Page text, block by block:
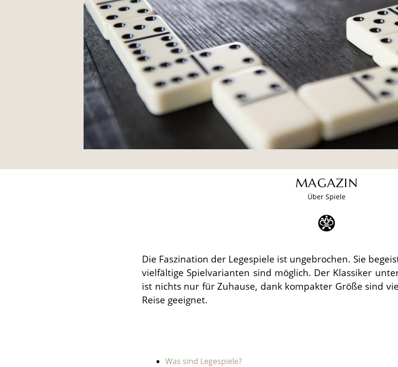
MAGAZIN
Über Spiele
Die Faszination der Legespiele ist ungebrochen. Sie
vielfältige Spielvarianten sind möglich. Der Klassiker
ist nichts nur für Zuhause, dank kompakter Größe sind
Reise geeignet.
Was sind Legespiele?